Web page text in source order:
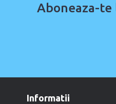
Aboneaza-
informatii